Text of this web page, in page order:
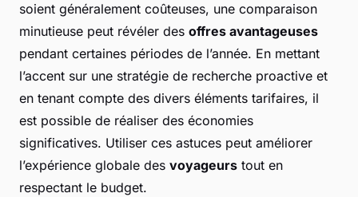
soient généralement coûteuses, une comparaison
minutieuse peut révéler des offres avantageuses
pendant certaines périodes de l’année. En mettant
l’accent sur une stratégie de recherche proactive et
en tenant compte des divers éléments tarifaires, il
est possible de réaliser des économies
significatives. Utiliser ces astuces peut améliorer
l’expérience globale des voyageurs tout en
respectant le budget.